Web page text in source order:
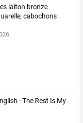
laiton bronze
cabochons
- The Rest Is My